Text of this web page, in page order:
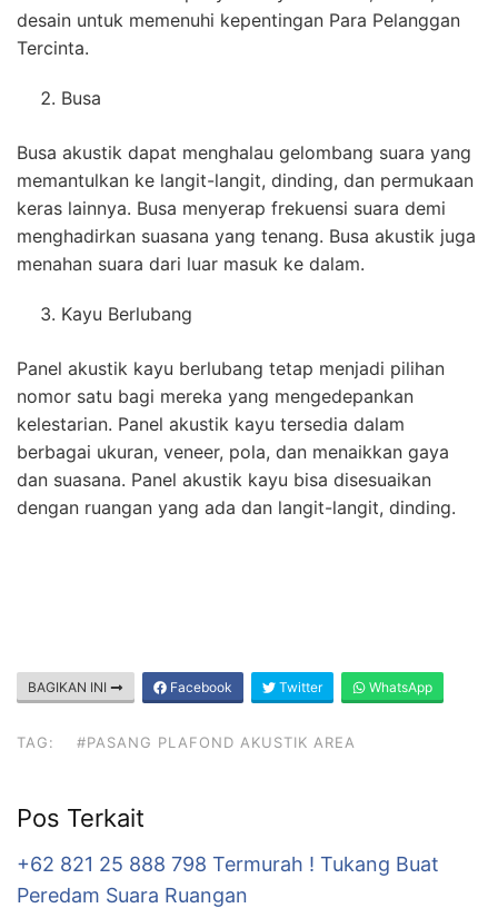
desain untuk memenuhi kepentingan Para Pelanggan
Tercinta.
Busa
Busa akustik dapat menghalau gelombang suara yang
memantulkan ke langit-langit, dinding, dan permukaan
keras lainnya. Busa menyerap frekuensi suara demi
menghadirkan suasana yang tenang. Busa akustik juga
menahan suara dari luar masuk ke dalam.
Kayu Berlubang
Panel akustik kayu berlubang tetap menjadi pilihan
nomor satu bagi mereka yang mengedepankan
kelestarian. Panel akustik kayu tersedia dalam
berbagai ukuran, veneer, pola, dan menaikkan gaya
dan suasana. Panel akustik kayu bisa disesuaikan
dengan ruangan yang ada dan langit-langit, dinding.
BAGIKAN INI Facebook Twitter WhatsApp
TAG: #PASANG PLAFOND AKUSTIK AREA
Pos Terkait
+62 821 25 888 798 Termurah ! Tukang Buat
Peredam Suara Ruangan